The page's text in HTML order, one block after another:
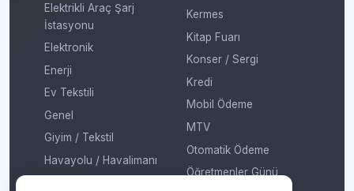
Elektrikli Araç Şarj
İstasyonu
Elektronik
Enerji
Ev Tekstili
Genel
Giyim / Tekstil
Havayolu / Havalimanı
Kermes
Kitap Fuarı
Konser / Sergi
Kredi
Mobil Ödeme
MTV
Otomatik Ödeme
Öğretmenler Günü